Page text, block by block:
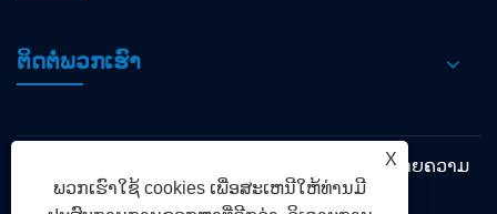
ຕິດ​ຕໍ່​ພວກ​ເຮົາ
ນະໂຍບາຍຄວາມ
ເປັນສ່ວນຕົວ
X
ພວກເຮົາໃຊ້ cookies ເພື່ອສະເຫນີໃຫ້ທ່ານມີ